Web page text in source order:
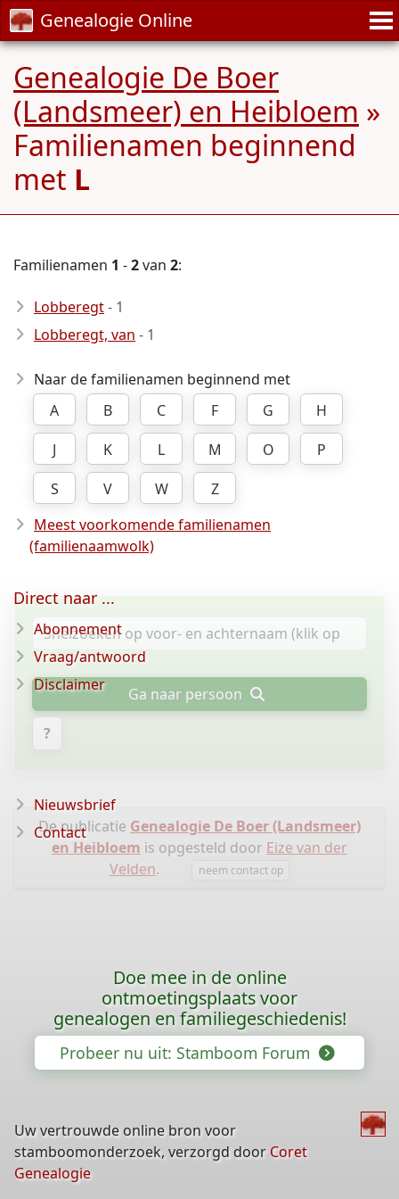
Genealogie Online
Genealogie De Boer
(Landsmeer) en Heibloem »
Familienamen beginnend
met L
Familienamen 1 -2van 2:
Lobberegt- 1
Lobberegt, van - 1
Naar de familienamen beginnend met
A
B C F G
H
J
K L M O
P
S
V W
Z
Meest voorkomende familienamen
(familienaamwolk)
Ga naar persoon
?
De publicatie Genealogie De Boer (Landsmeer)
en Heibloem is opgesteld door Eize van der
Velden. neem contact op
Direct naar ...
Abonnement
Vraag/antwoord
Disclaimer
Nieuwsbrief
Contact
Doe mee in de online
ontmoetingsplaats voor
genealogen en familiegeschiedenis!
Probeer nu uit: Stamboom Forum
Uw vertrouwde online bron voor
stamboomonderzoek, verzorgd door Coret
Genealogie